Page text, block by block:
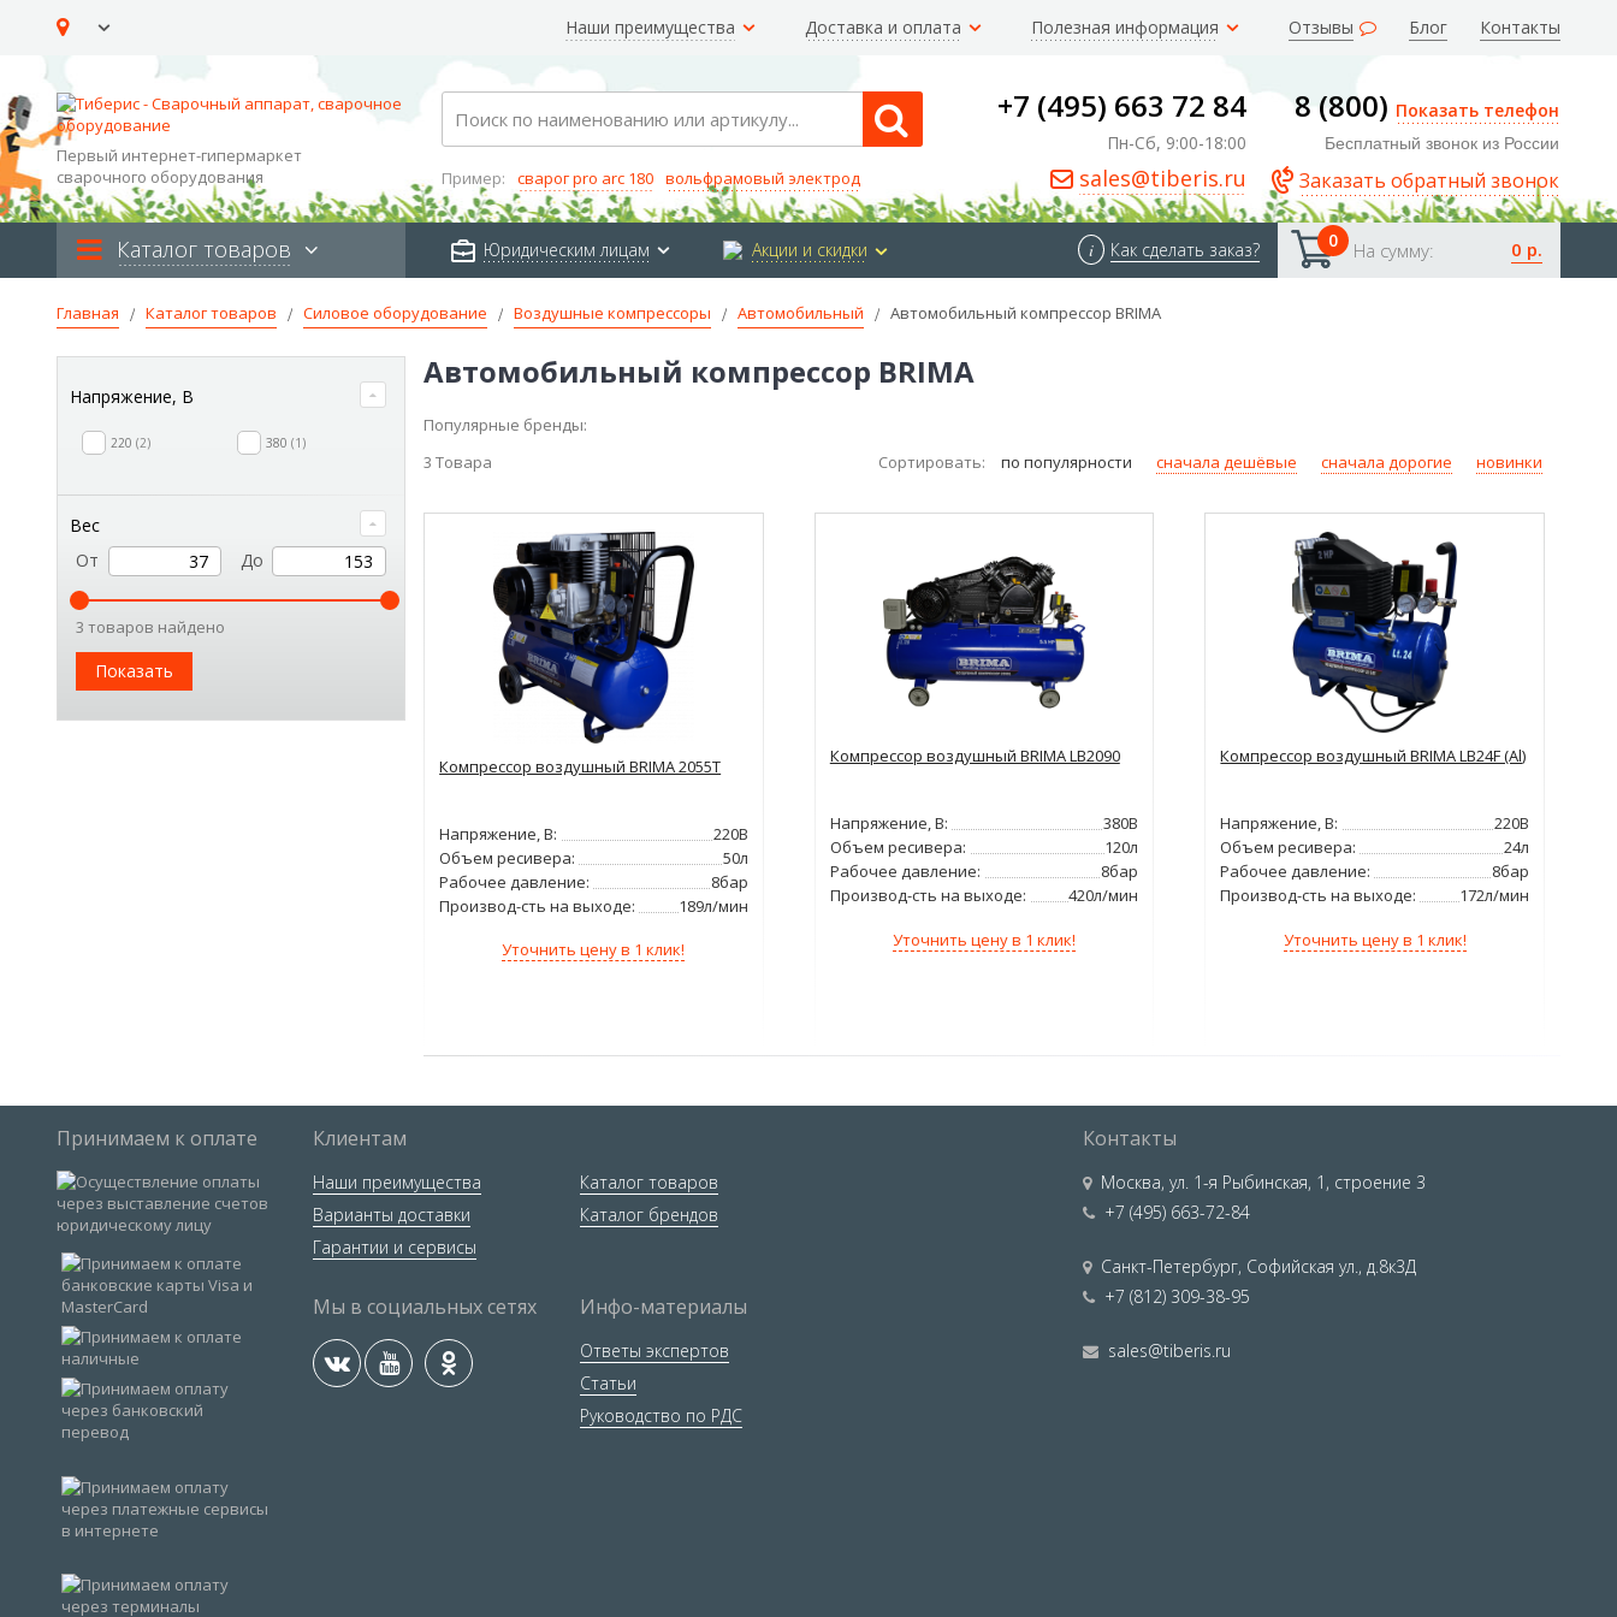
Наши преимущества Доставка и оплата Полезная информация Отзывы Блог Контакты
Первый интернет-гипермаркет
сварочного оборудования
Search
Пример: сварог pro arc 180 вольфрамовый электрод
+7 (495) 663 72 84
Пн-Сб, 9:00-18:00
sales@tiberis.ru
8 (800) Показать телефон
Бесплатный звонок из России
Заказать обратный звонок
Каталог товаров Юридическим лицам Акции и скидки 0 На сумму: 0 р.
i Как сделать заказ?
Главная Каталог товаров Силовое оборудование Воздушные компрессоры Автомобильный Автомобильный компрессор BRIMA
Автомобильный компрессор BRIMA
Популярные бренды:
3 Товара Сортировать: по популярности сначала дешёвые сначала дорогие новинки
Компрессор воздушный BRIMA 2055T
Напряжение, В:
220В
Объем ресивера:
50л
Рабочее давление:
8бар
Производ-сть на выходе:
189л/мин
Уточнить цену в 1 клик!
Компрессор воздушный BRIMA LB2090
Напряжение, В:
380В
Объем ресивера:
120л
Рабочее давление:
8бар
Производ-сть на выходе:
420л/мин
Уточнить цену в 1 клик!
Компрессор воздушный BRIMA LB24F (Al)
Напряжение, В:
220В
Объем ресивера:
24л
Рабочее давление:
8бар
Производ-сть на выходе:
172л/мин
Уточнить цену в 1 клик!
Напряжение, В
220 2 380 1
Вес
От
До
3 товаров найдено
Показать
Принимаем к оплате Клиентам
Наши преимущества
Варианты доставки
Гарантии и сервисы
Каталог товаров
Каталог брендов
Мы в социальных сетях Инфо-материалы
Ответы экспертов
Статьи
Руководство по РДС
Контакты
Москва,ул. 1-я Рыбинская, 1, строение 3
+7 (495) 663-72-84
Санкт-Петербург, Софийская ул., д.8к3Д
+7 (812) 309-38-95
sales@tiberis.ru